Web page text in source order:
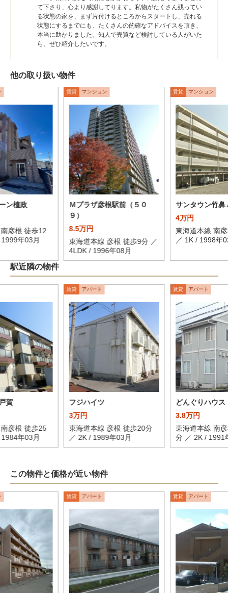
て下さり、心より感謝してります。私物がたくさん残ってい
る状態の家を、まず片付けるところからスタートし、売れる
状態にするまでにも、たくさんの的確なアドバイスを頂き、
本当に助かりました。知人で売買など検討している人がいた
ら、ぜひ紹介したいです。
他の取り扱い物件
ン植政
彦根 徒歩12
年03月
賃貸 マンション
Ｍプラザ彦根駅前（５０
９）
8.5万円
東海道本線 彦根 徒歩9分 ／
4LDK / 1996年08月
賃貸 マンション
サンタウン竹鼻
4万円
東海道本線 南
／ 1K / 1998年
駅近隣の物件
賀
彦根 徒歩25
年03月
賃貸 アパート
フジハイツ
3万円
東海道本線 彦根 徒歩20分
／ 2K / 1989年03月
賃貸 アパート
どんぐりハウス
3.8万円
東海道本線 南
分 ／ 2K / 1991
この物件と価格が近い物件
賃貸 アパート 賃貸 アパート